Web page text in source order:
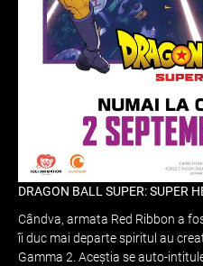
DRAGON BALL SUPER: SUPER
Cândva, armata Red Ribbon a
îi duc mai departe spiritul au
Gamma 2. Aceștia se auto-